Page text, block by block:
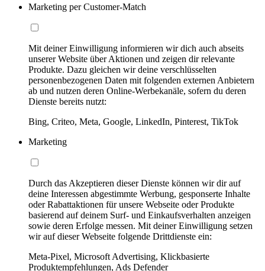
Marketing per Customer-Match
Mit deiner Einwilligung informieren wir dich auch abseits
unserer Website über Aktionen und zeigen dir relevante
Produkte. Dazu gleichen wir deine verschlüsselten
personenbezogenen Daten mit folgenden externen Anbietern
ab und nutzen deren Online-Werbekanäle, sofern du deren
Dienste bereits nutzt:
Bing, Criteo, Meta, Google, LinkedIn, Pinterest, TikTok
Marketing
Durch das Akzeptieren dieser Dienste können wir dir auf
deine Interessen abgestimmte Werbung, gesponserte Inhalte
oder Rabattaktionen für unsere Webseite oder Produkte
basierend auf deinem Surf- und Einkaufsverhalten anzeigen
sowie deren Erfolge messen. Mit deiner Einwilligung setzen
wir auf dieser Webseite folgende Drittdienste ein:
Meta-Pixel, Microsoft Advertising, Klickbasierte
Produktempfehlungen, Ads Defender